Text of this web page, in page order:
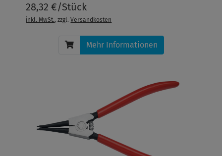
28,32 €/Stück
inkl. MwSt., zzgl.Versandkosten
Mehr Informationen